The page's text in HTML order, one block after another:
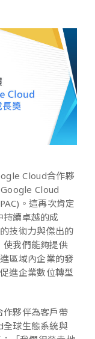
Cloud合作夥
Cloud
。這再次肯定
續卓越的成
技術力與傑出的
我們能夠提供
區域內企業的發
進企業數位轉型
夥伴為客戶帶
球生態系統與